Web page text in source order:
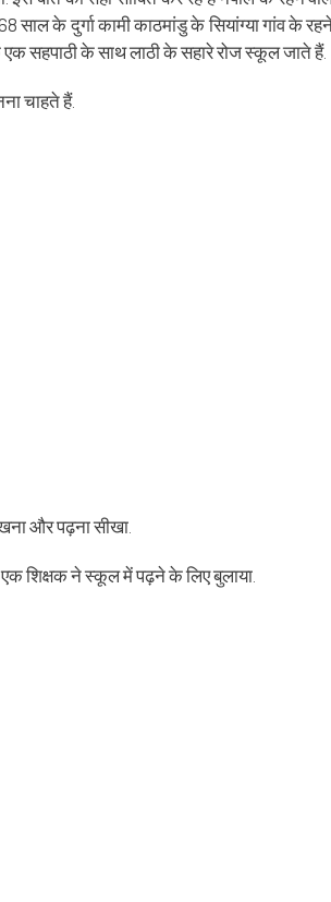
साल के दुर्गा कामी काठमांडु के सियांग्या गांव के
सहपाठी के साथ लाठी के सहारे रोज स्कूल जाते हैं.
चाहते हैं.
और पढ़ना सीखा.
शिक्षक ने स्कूल में पढ़ने के लिए बुलाया.